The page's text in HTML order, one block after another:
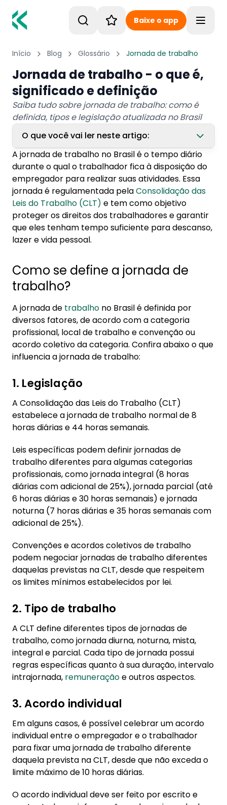
Baixe o app
Início Blog Glossário Jornada de trabalho
Jornada de trabalho - o que é,
significado e definição
Saiba tudo sobre jornada de trabalho: como é
definida, tipos e legislação atualizada no Brasil
O que você vai ler neste artigo:
1. Como se define a jornada de trabalho?
1.1. 1. Legislação
1.2. 2. Tipo de trabalho
1.3. 3. Acordo individual
1.4. 4. Natureza da atividade
1.5. 5. Negociação coletiva:
2. Tipos de jornada de trabalho
A jornada de trabalho no Brasil é o tempo diário
durante o qual o trabalhador fica à disposição do
empregador para realizar suas atividades. Essa
jornada é regulamentada pelaConsolidação das
Leis do Trabalho (CLT) e tem como objetivo
proteger os direitos dos trabalhadores e garantir
que eles tenham tempo suficiente para descanso,
lazer e vida pessoal.
Como se define a jornada de
trabalho?
A jornada de trabalho no Brasil é definida por
diversos fatores, de acordo com a categoria
profissional, local de trabalho e convenção ou
acordo coletivo da categoria. Confira abaixo o que
influencia a jornada de trabalho:
1. Legislação
A Consolidação das Leis do Trabalho (CLT)
estabelece a jornada de trabalho normal de 8
horas diárias e 44 horas semanais.
Leis específicas podem definir jornadas de
trabalho diferentes para algumas categorias
profissionais, como jornada integral (8 horas
diárias com adicional de 25%), jornada parcial (até
6 horas diárias e 30 horas semanais) e jornada
noturna (7 horas diárias e 35 horas semanais com
adicional de 25%).
Convenções e acordos coletivos de trabalho
podem negociar jornadas de trabalho diferentes
daquelas previstas na CLT, desde que respeitem
os limites mínimos estabelecidos por lei.
2. Tipo de trabalho
A CLT define diferentes tipos de jornadas de
trabalho, como jornada diurna, noturna, mista,
integral e parcial. Cada tipo de jornada possui
regras específicas quanto à sua duração, intervalo
intrajornada, remuneraçãoe outros aspectos.
3. Acordo individual
Em alguns casos, é possível celebrar um acordo
individual entre o empregador e o trabalhador
para fixar uma jornada de trabalho diferente
daquela prevista na CLT, desde que não exceda o
limite máximo de 10 horas diárias.
O acordo individual deve ser feito por escrito e